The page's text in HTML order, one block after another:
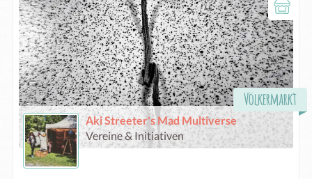
Völkermarkt
Aki Streeter's Mad Multiverse
Vereine & Initiativen